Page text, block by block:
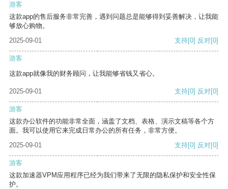
游客
这款app的售后服务非常完善，遇到问题总是能够得到妥善解决，让我能
够放心购物。
2025-09-01
支持[0] 反对[0]
游客
这款app就像我的财务顾问，让我能够省钱又省心。
2025-09-01 支持[0] 反对[0]
游客
这款办公软件的功能非常全面，涵盖了文档、表格、演示文稿等各个方
面。我可以使用它来完成日常办公的所有任务，非常方便。
2025-09-01
支持[0] 反对[0]
游客
这款加速器VPM应用程序已经为我们带来了无限的隐私保护和安全性保
护。